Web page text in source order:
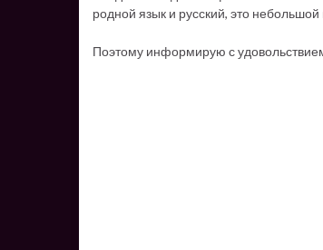
родной язык и русский, это небольшой
Поэтому информирую с